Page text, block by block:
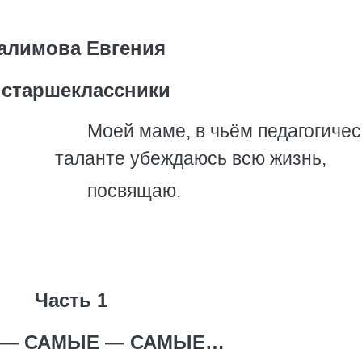
Евгения
Моей маме, в чьём
таланте убеждаюсь всю жизнь,
посвящаю.
Часть 1
САМЫЕ — САМЫЕ…